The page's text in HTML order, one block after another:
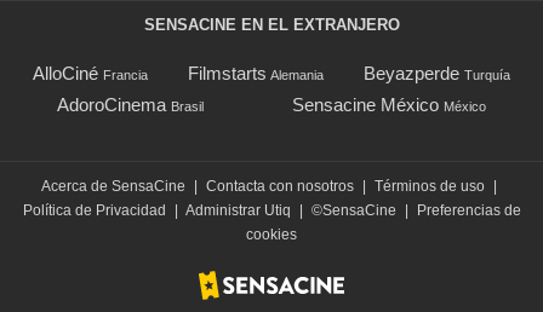
SENSACINE EN EL EXTRANJERO
AlloCiné Francia Filmstarts Alemania Beyazperde Turquía
AdoroCinema Brasil Sensacine México México
Acerca de SensaCine Contacta con nosotros Términos de uso
Política de Privacidad
Administrar Utiq ©SensaCine
Preferencias de
cookies